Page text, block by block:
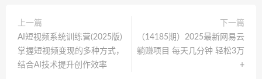
上一篇
AI短视频系统训练营(2025版)
掌握短视频变现的多种方式，
结合AI技术提升创作效率
下一篇
（14185期）2025最新网易云
躺赚项目 每天几分钟 轻松3万
+